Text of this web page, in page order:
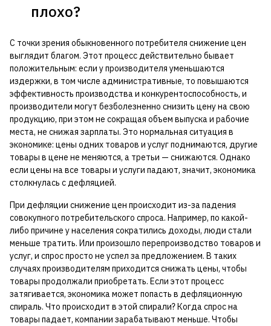
плохо?
С точки зрения обыкновенного потребителя снижение цен
выглядит благом. Этот процесс действительно бывает
положительным: если у производителя уменьшаются
издержки, в том числе административные, то повышаются
эффективность производства и конкурентоспособность, и
производители могут безболезненно снизить цену на свою
продукцию, при этом не сокращая объем выпуска и рабочие
места, не снижая зарплаты. Это нормальная ситуация в
экономике: цены одних товаров и услуг поднимаются, другие
товары в цене не меняются, а третьи — снижаются. Однако
если цены на все товары и услуги падают, значит, экономика
столкнулась с дефляцией.
При дефляции снижение цен происходит из-за падения
совокупного потребительского спроса. Например, по какой-
либо причине у населения сократились доходы, люди стали
меньше тратить. Или произошло перепроизводство товаров и
услуг, и спрос просто не успел за предложением. В таких
случаях производителям приходится снижать цены, чтобы
товары продолжали приобретать. Если этот процесс
затягивается, экономика может попасть в дефляционную
спираль. Что происходит в этой спирали? Когда спрос на
товары падает, компании зарабатывают меньше. Чтобы